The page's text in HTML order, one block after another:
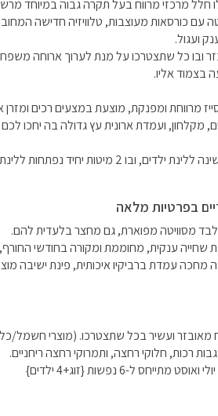
נפתחות ללינת עד 4 ילדים, טלוויזיה ומיזוג אוויר.
בפרטיות מלאה
עמדת ברביקיו איכותית, פינת ישיבה